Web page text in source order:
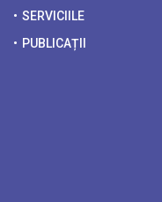
SERVICIILE
PUBLICAȚII